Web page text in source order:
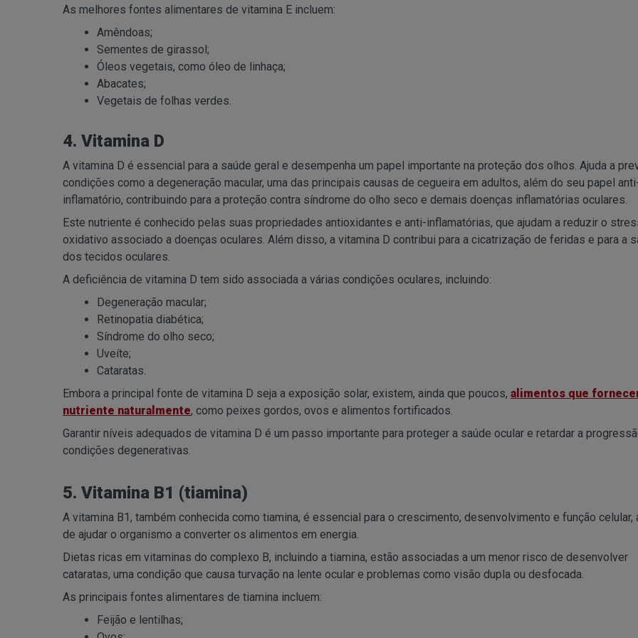
As melhores fontes alimentares de vitamina E incluem:
Amêndoas;
Sementes de girassol;
Óleos vegetais, como óleo de linhaça;
Abacates;
Vegetais de folhas verdes.
4. Vitamina D
A vitamina D é essencial para a saúde geral e desempenha um papel importante na proteção dos olhos. Ajuda a
condições como a degeneração macular, uma das principais causas de cegueira em adultos, além do seu papel
inflamatório, contribuindo para a proteção contra síndrome do olho seco e demais doenças inflamatórias oculares.
Este nutriente é conhecido pelas suas propriedades antioxidantes e anti-inflamatórias, que ajudam a reduzir o
oxidativo associado a doenças oculares. Além disso, a vitamina D contribui para a cicatrização de feridas e para a
dos tecidos oculares.
A deficiência de vitamina D tem sido associada a várias condições oculares, incluindo:
Degeneração macular;
Retinopatia diabética;
Síndrome do olho seco;
Uveíte;
Cataratas.
Embora a principal fonte de vitamina D seja a exposição solar, existem, ainda que poucos, alimentos que
nutriente naturalmente, como peixes gordos, ovos e alimentos fortificados.
Garantir níveis adequados de vitamina D é um passo importante para proteger a saúde ocular e retardar a
condições degenerativas.
5. Vitamina B1 (tiamina)
A vitamina B1, também conhecida como tiamina, é essencial para o crescimento, desenvolvimento e função celular,
de ajudar o organismo a converter os alimentos em energia.
Dietas ricas em vitaminas do complexo B, incluindo a tiamina, estão associadas a um menor risco de desenvolver
cataratas, uma condição que causa turvação na lente ocular e problemas como visão dupla ou desfocada.
As principais fontes alimentares de tiamina incluem:
Feijão e lentilhas;